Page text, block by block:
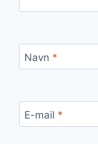
Navn *
E-mail *